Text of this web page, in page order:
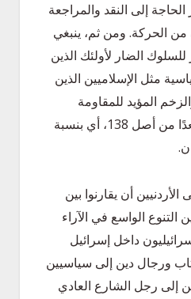
إلى النقد والمراجعة
الحركة. ومن ثم، ينبغي
الضار لأولئك الذين
مثل الإسلاميين الذين
المؤيد للمقاومة
الإسلامية للفوز بـ 31 مقعدًا من أصل 138، أي بنسبة
أن يقارنوا بين
التنوع الواسع في الآراء
داخل إسرائيل
ورجال دين إلى سياسيين
إلى رجل الشارع العادي